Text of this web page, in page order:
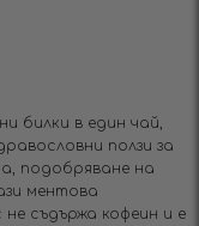
билки в един чай,
ползи за
подобряване на
ментова
съдържа кофеин и е